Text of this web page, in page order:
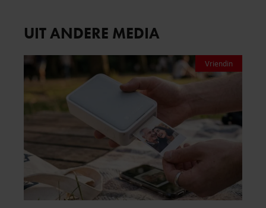
UIT ANDERE MEDIA
Vriendin